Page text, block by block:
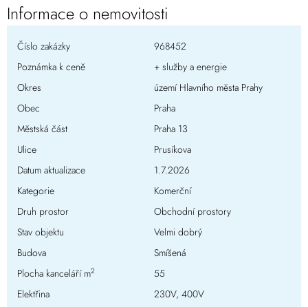
Informace o nemovitosti
Číslo zakázky
968452
Poznámka k ceně
+ služby a energie
Okres
území Hlavního města Prahy
Obec
Praha
Městská část
Praha 13
Ulice
Prusíkova
Datum aktualizace
1.7.2026
Kategorie
Komerční
Druh prostor
Obchodní prostory
Stav objektu
Velmi dobrý
Budova
Smíšená
Plocha kanceláří m2
55
Elektřina
230V, 400V